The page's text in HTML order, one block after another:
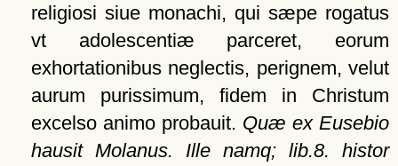
religiosi siue monachi, qui sæpe rogatus
vt adolescentiæ parceret, eorum
exhortationibus neglectis, perignem, velut
aurum purissimum, fidem in Christum
excelso animo probauit. Quæ ex Eusebio
hausit Molanus. Ille namq; lib.8. histor